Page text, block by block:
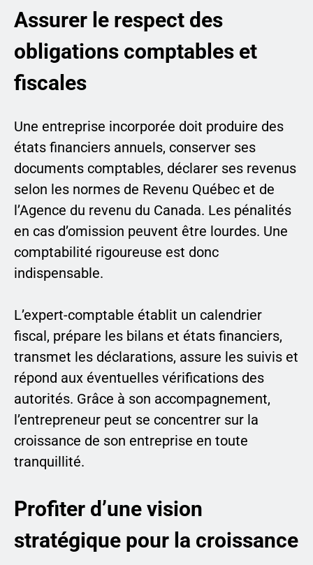
Assurer le respect des
obligations comptables et
fiscales
Une entreprise incorporée doit produire des
états financiers annuels, conserver ses
documents comptables, déclarer ses revenus
selon les normes de Revenu Québec et de
l’Agence du revenu du Canada. Les pénalités
en cas d’omission peuvent être lourdes. Une
comptabilité rigoureuse est donc
indispensable.
L’expert-comptable établit un calendrier
fiscal, prépare les bilans et états financiers,
transmet les déclarations, assure les suivis et
répond aux éventuelles vérifications des
autorités. Grâce à son accompagnement,
l’entrepreneur peut se concentrer sur la
croissance de son entreprise en toute
tranquillité.
Profiter d’une vision
stratégique pour la croissance